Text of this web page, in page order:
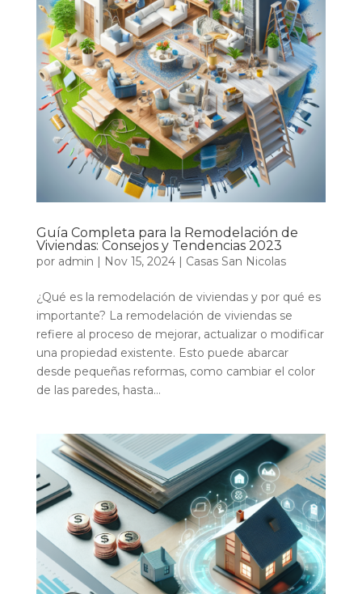
Guía Completa para la Remodelación de
Viviendas: Consejos y Tendencias 2023
por admin | Nov 15, 2024| Casas San Nicolas
¿Qué es la remodelación de viviendas y por qué es
importante? La remodelación de viviendas se
refiere al proceso de mejorar, actualizar o modificar
una propiedad existente. Esto puede abarcar
desde pequeñas reformas, como cambiar el color
de las paredes, hasta...